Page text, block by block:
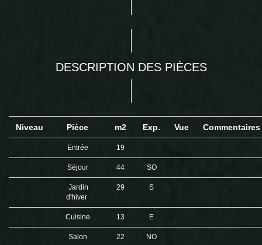
DESCRIPTION DES PIÈCES
Niveau Pièce m2 Exp. Vue Commentaires
Entrée 19
Séjour 44 SO
Jardin
d'hiver
29 S
Cuisine 13 E
Salon 22 NO